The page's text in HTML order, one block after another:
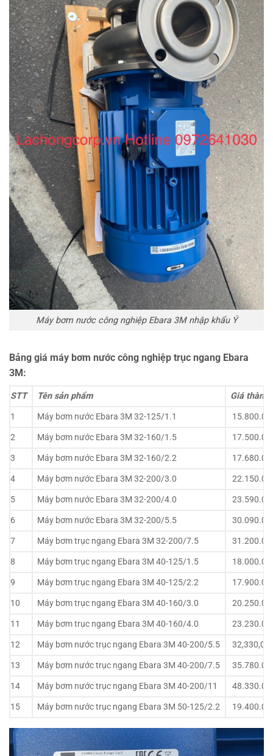
Máy bơm nước công nghiệp Ebara 3M nhập khẩu Ý
Bảng giá máy bơm nước công nghiệp trục ngang Ebara
3M:
STT Tên sản phẩm
Giá
1
Máy bơm nước Ebara 3M 32-125/1.1
2
Máy bơm nước Ebara 3M 32-160/1.5
3
Máy bơm nước Ebara 3M 32-160/2.2
4
Máy bơm nước Ebara 3M 32-200/3.0
5
Máy bơm nước Ebara 3M 32-200/4.0
6
Máy bơm nước Ebara 3M 32-200/5.5
7
Máy bơm trục ngang Ebara 3M 32-200/7.5
8
Máy bơm trục ngang Ebara 3M 40-125/1.5
9
Máy bơm trục ngang Ebara 3M 40-125/2.2
10
Máy bơm trục ngang Ebara 3M 40-160/3.0
11
Máy bơm trục ngang Ebara 3M 40-160/4.0
12
Máy bơm nước trục ngang Ebara 3M 40-200/5.5
13
Máy bơm nước trục ngang Ebara 3M 40-200/7.5
14
Máy bơm nước trục ngang Ebara 3M 40-200/11
15
Máy bơm nước trục ngang Ebara 3M 50-125/2.2